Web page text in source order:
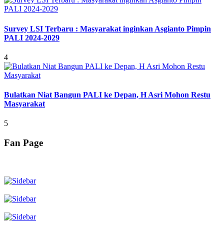
Survey LSI Terbaru : Masyarakat inginkan Asgianto Pimpin
PALI 2024-2029
4
Bulatkan Niat Bangun PALI ke Depan, H Asri Mohon Restu
Masyarakat
5
Fan Page